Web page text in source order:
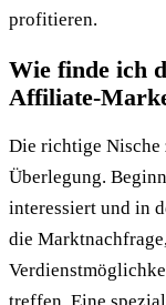
profitieren.
Wie finde ich
Affiliate-
Die richtige Nische
Überlegung.
interessiert und in
die